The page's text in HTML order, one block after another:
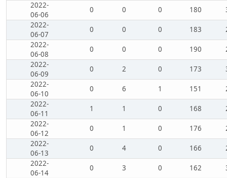
2022-
06-06
0 0 0 180
2022-
06-07
0 0 0 183
2022-
06-08
0 0 0 190
2022-
06-09
0 2 0 173
2022-
06-10
0 6 1 151
2022-
06-11
1 1 0 168
2022-
06-12
0 1 0 176
2022-
06-13
0 4 0 166
2022-
06-14
0 3 0 162